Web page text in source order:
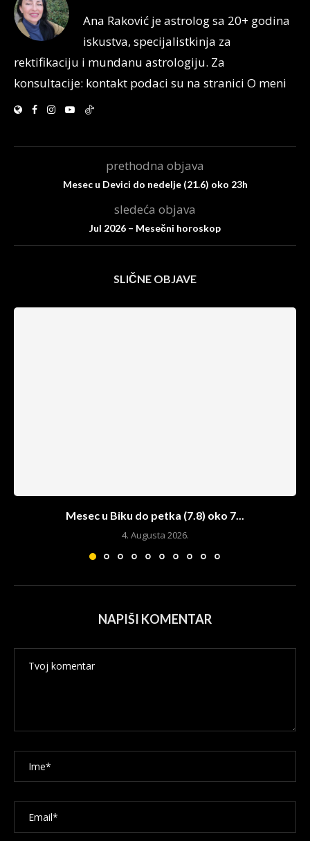
Ana Raković je astrolog sa 20+ godina
iskustva, specijalistkinja za
rektifikaciju i mundanu astrologiju. Za
konsultacije: kontakt podaci su na stranici O meni
prethodna objava
Mesec u Devici do nedelje (21.6) oko 23h
sledeća objava
Jul 2026 – Mesečni horoskop
SLIČNE OBJAVE
Mesec u Biku do petka (7.8) oko 7...
4. Augusta 2026.
NAPIŠI KOMENTAR